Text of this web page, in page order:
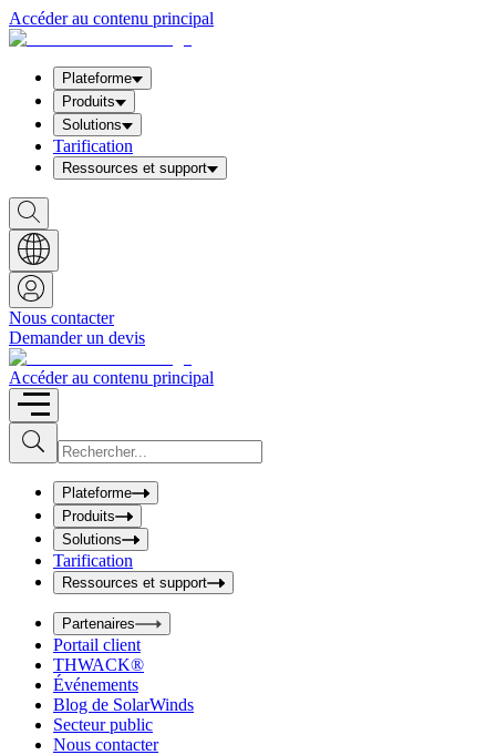
Accéder au contenu principal
Plateforme
Produits
Solutions
Tarification
Ressources et support
S
h
o
w
S
e
a
r
c
h
b
o
x
Nous contacter
Demander un devis
Accéder au contenu principal
S
u
b
I
n
u
t
S
e
a
r
c
h
b
o
x
Plateforme
Produits
Solutions
Tarification
Ressources et support
Partenaires
Portail client
THWACK®
Événements
Blog de SolarWinds
Secteur public
Nous contacter